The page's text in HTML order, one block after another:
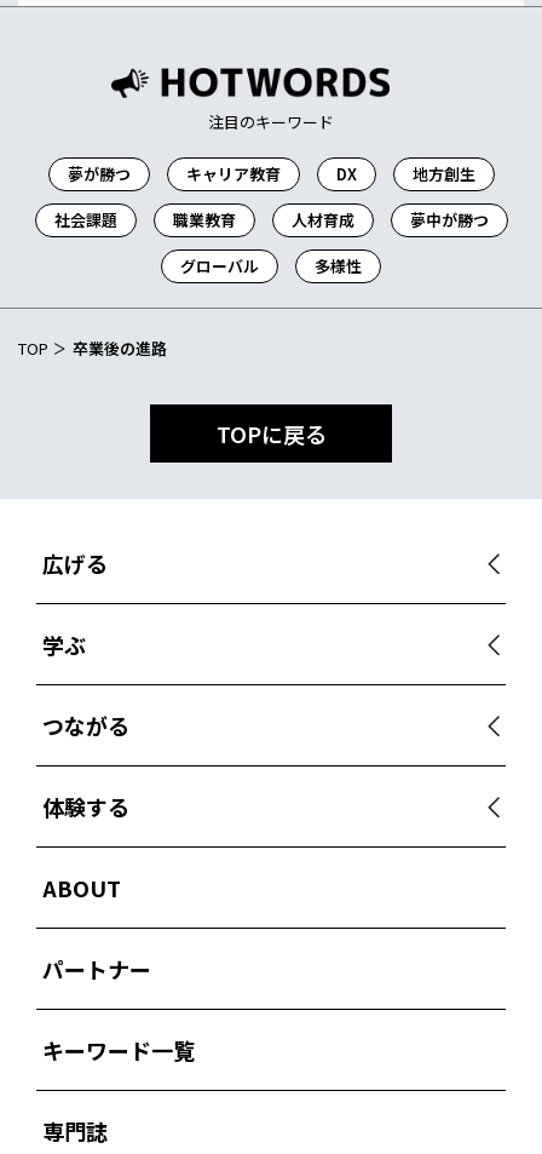
注目のキーワード
夢が勝つ キャリア教育 DX
地方創生
社会課題
職業教育 人材育成
夢中が勝つ
グローバル
多様性
TOP 卒業後の進路
TOPに戻る
広げる
学ぶ
つながる
体験する
ABOUT
パートナー
キーワード一覧
専門誌